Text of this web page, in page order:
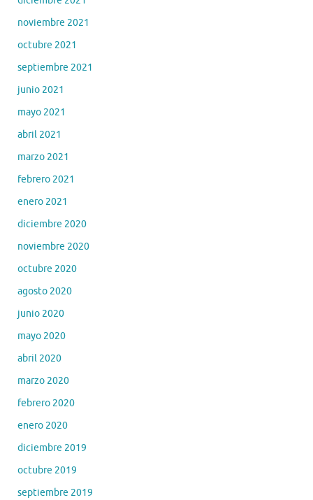
noviembre 2021
octubre 2021
septiembre 2021
junio 2021
mayo 2021
abril 2021
marzo 2021
febrero 2021
enero 2021
diciembre 2020
noviembre 2020
octubre 2020
agosto 2020
junio 2020
mayo 2020
abril 2020
marzo 2020
febrero 2020
enero 2020
diciembre 2019
octubre 2019
septiembre 2019